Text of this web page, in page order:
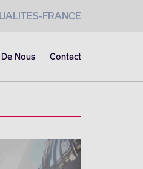
FRANCE
Nous Contact